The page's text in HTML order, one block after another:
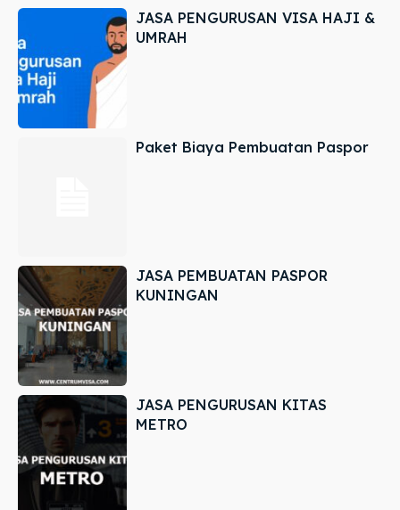
JASA PENGURUSAN VISA HAJI &
UMRAH
Paket Biaya Pembuatan Paspor
JASA PEMBUATAN PASPOR
KUNINGAN
JASA PENGURUSAN KITAS
METRO